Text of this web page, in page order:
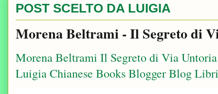
POST SCELTO DA LUIGIA
Morena Beltrami - Il Segreto di
Morena Beltrami Il Segreto di Via
Luigia Chianese Books Blogger Blog